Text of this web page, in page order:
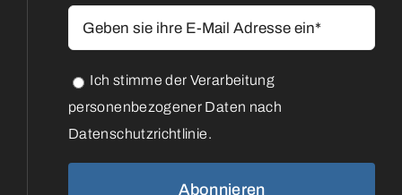
Ich stimme der Verarbeitung
personenbezogener Daten nach
Datenschutzrichtlinie.